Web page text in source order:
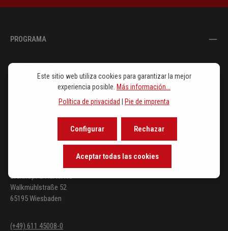
PROGRAMA
EN DESTAQUE
Breitkopf & Härtel KG
Walkmühlstraße 52
65195 Wiesbaden
(+49) 611 45008-0
Este sitio web utiliza cookies para garantizar la mejor
experiencia posible. Más información...
Política de privacidad | Pie de imprenta
Rechazar
Configurar
Aceptar todas las cookies